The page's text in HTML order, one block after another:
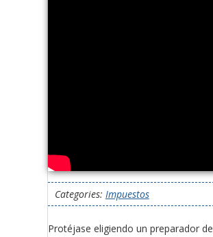
Categories: Impuestos
Protéjase eligiendo un preparador de